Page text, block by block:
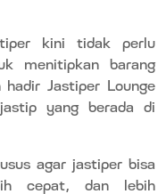
kini tidak perlu
menitipkan barang
Jastiper Lounge
yang berada di
agar jastiper bisa
cepat, dan lebih